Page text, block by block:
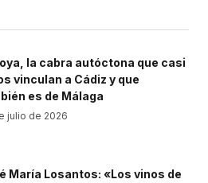
la cabra autóctona que casi
vinculan a Cádiz y que
es de Málaga
julio de 2026
María Losantos: «Los vinos de